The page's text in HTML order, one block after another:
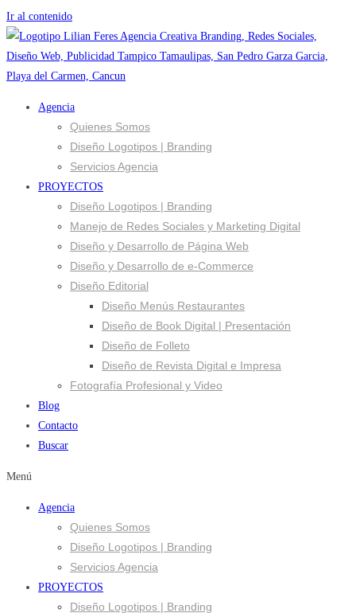
Ir al contenido
Agencia
Quienes Somos
Diseño Logotipos | Branding
Servicios Agencia
PROYECTOS
Diseño Logotipos | Branding
Manejo de Redes Sociales y Marketing Digital
Diseño y Desarrollo de Página Web
Diseño y Desarrollo de e-Commerce
Diseño Editorial
Diseño Menús Restaurantes
Diseño de Book Digital | Presentación
Diseño de Folleto
Diseño de Revista Digital e Impresa
Fotografía Profesional y Video
Blog
Contacto
Buscar
Menú
Agencia
Quienes Somos
Diseño Logotipos | Branding
Servicios Agencia
PROYECTOS
Diseño Logotipos | Branding